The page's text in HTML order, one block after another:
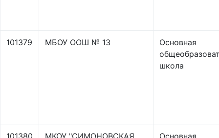
101379 МБОУ ООШ № 13
Основная
школа
101380
МКОУ "СИМОНОВСКАЯ
Основная